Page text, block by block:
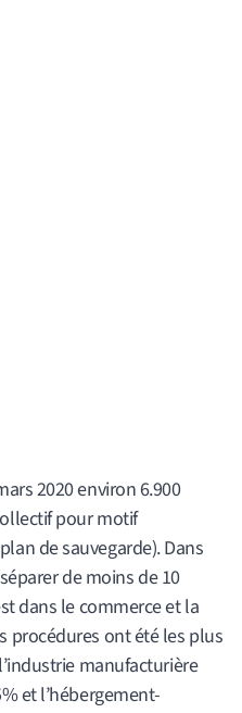
2020 environ 6.900
pour motif
de sauvegarde). Dans
de moins de 10
dans le commerce et la
procédures ont été les plus
manufacturière
et l’hébergement-